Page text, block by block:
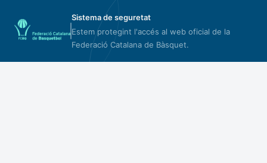
Sistema de seguretat
Estem protegint l'accés al web oficial de la
Federació Catalana de Bàsquet.